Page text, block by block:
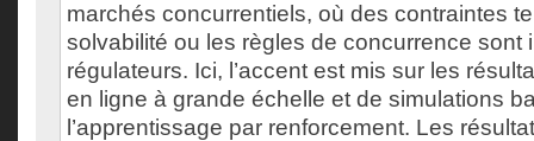
marchés concurrentiels, où des contraintes
solvabilité ou les règles de concurrence sont
régulateurs. Ici, l’accent est mis sur les
en ligne à grande échelle et de simulations
l’apprentissage par renforcement. Les